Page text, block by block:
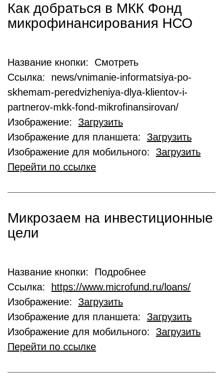
Как добраться в МКК Фонд
микрофинансирования НСО
Название кнопки: Смотреть
Ссылка: news/vnimanie-informatsiya-po-
skhemam-peredvizheniya-dlya-klientov-i-
partnerov-mkk-fond-mikrofinansirovan/
Изображение: Загрузить
Изображение для планшета: Загрузить
Изображение для мобильного: Загрузить
Перейти по ссылке
Микрозаем на инвестиционные
цели
Название кнопки: Подробнее
Ссылка:
https://www.microfund.ru/loans/
Изображение: Загрузить
Изображение для планшета: Загрузить
Изображение для мобильного: Загрузить
Перейти по ссылке